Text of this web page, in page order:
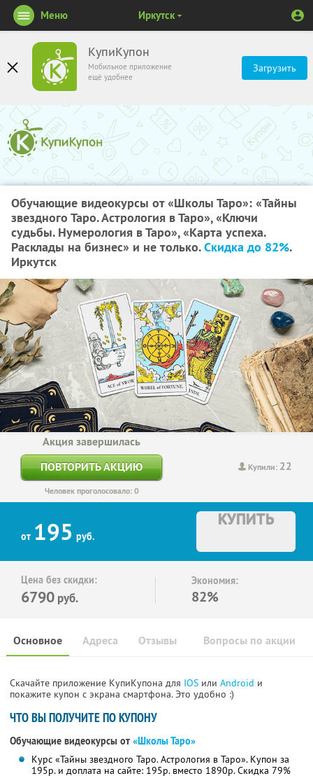
КупиКупон
Мобильное приложение
ещё удобнее
Загрузить
Меню Иркутск
Обучающие видеокурсы от «Школы Таро»: «Тайны
звездного Таро. Астрология в Таро», «Ключи
судьбы. Нумерология в Таро», «Карта успеха.
Расклады на бизнес» и не только.Скидка до 82%.
Иркутск
Купили: 22
Акция завершилась
ПОВТОРИТЬ АКЦИЮ
Человек проголосовало: 0
от 195 руб.
КУПИТЬ
Цена без скидки:
6790 руб.
Экономия:
82%
Основное Отзывы Вопросы по акции
Адреса
Скачайте приложение КупиКупона для IOS или Android и
покажите купон с экрана смартфона. Это удобно :)
ЧТО ВЫ ПОЛУЧИТЕ ПО КУПОНУ
Обучающие видеокурсы от «Школы Таро»
Курс «Тайны звездного Таро. Астрология в Таро». Купон за
195р. и доплата на сайте: 195р. вместо 1890р.Скидка 79%